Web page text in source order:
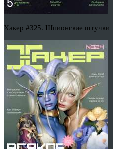
Хакер #325. Шпионские штучки